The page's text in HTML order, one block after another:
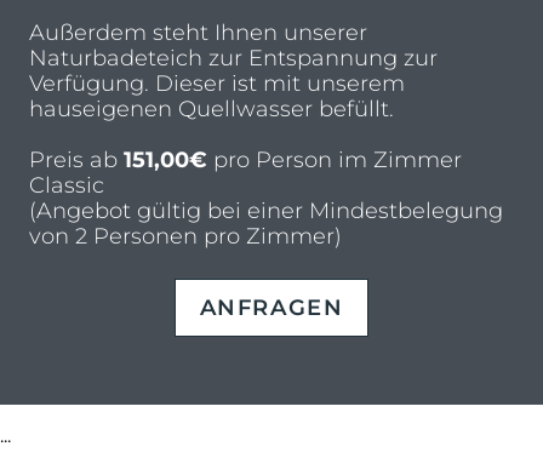
Außerdem steht Ihnen unserer
Naturbadeteich zur Entspannung zur
Verfügung. Dieser ist mit unserem
hauseigenen Quellwasser befüllt.
Preis ab 151,00€ pro Person im Zimmer
Classic
(Angebot gültig bei einer Mindestbelegung
von 2 Personen pro Zimmer)
ANFRAGEN
...